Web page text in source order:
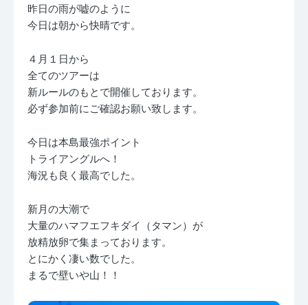
昨日の雨が嘘のように
今日は朝から快晴です。
４月１日から
全てのツアーは
新ルールのもとで開催しております。
必ず参加前にご確認お願い致します。
今日は本島最強ポイント
トライアングルへ！
海況も良く最高でした。
新月の大潮で
大量のハマフエフキダイ（タマン）が
放精放卵で集まっております。
とにかく凄い数でした。
まるで壁いや山！！